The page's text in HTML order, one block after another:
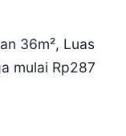
36m², Luas
mulai Rp287